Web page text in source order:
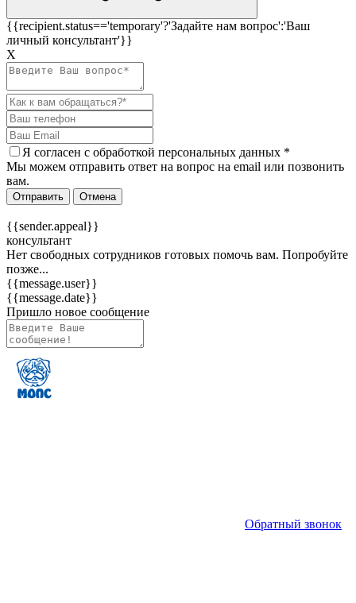
{{recipient.status=='temporary'?'Задайте нам вопрос':'Ваш
личный консультант'}}
Х
Я согласен c обработкой персональных данных *
Мы можем отправить ответ на вопрос на email или позвонить
вам.
Отправить Отмена
{{sender.appeal}}
консультант
Нет свободных сотрудников готовых помочь вам. Попробуйте
позже...
{{message.user}}
{{message.date}}
Пришло новое сообщение
Обратный звонок